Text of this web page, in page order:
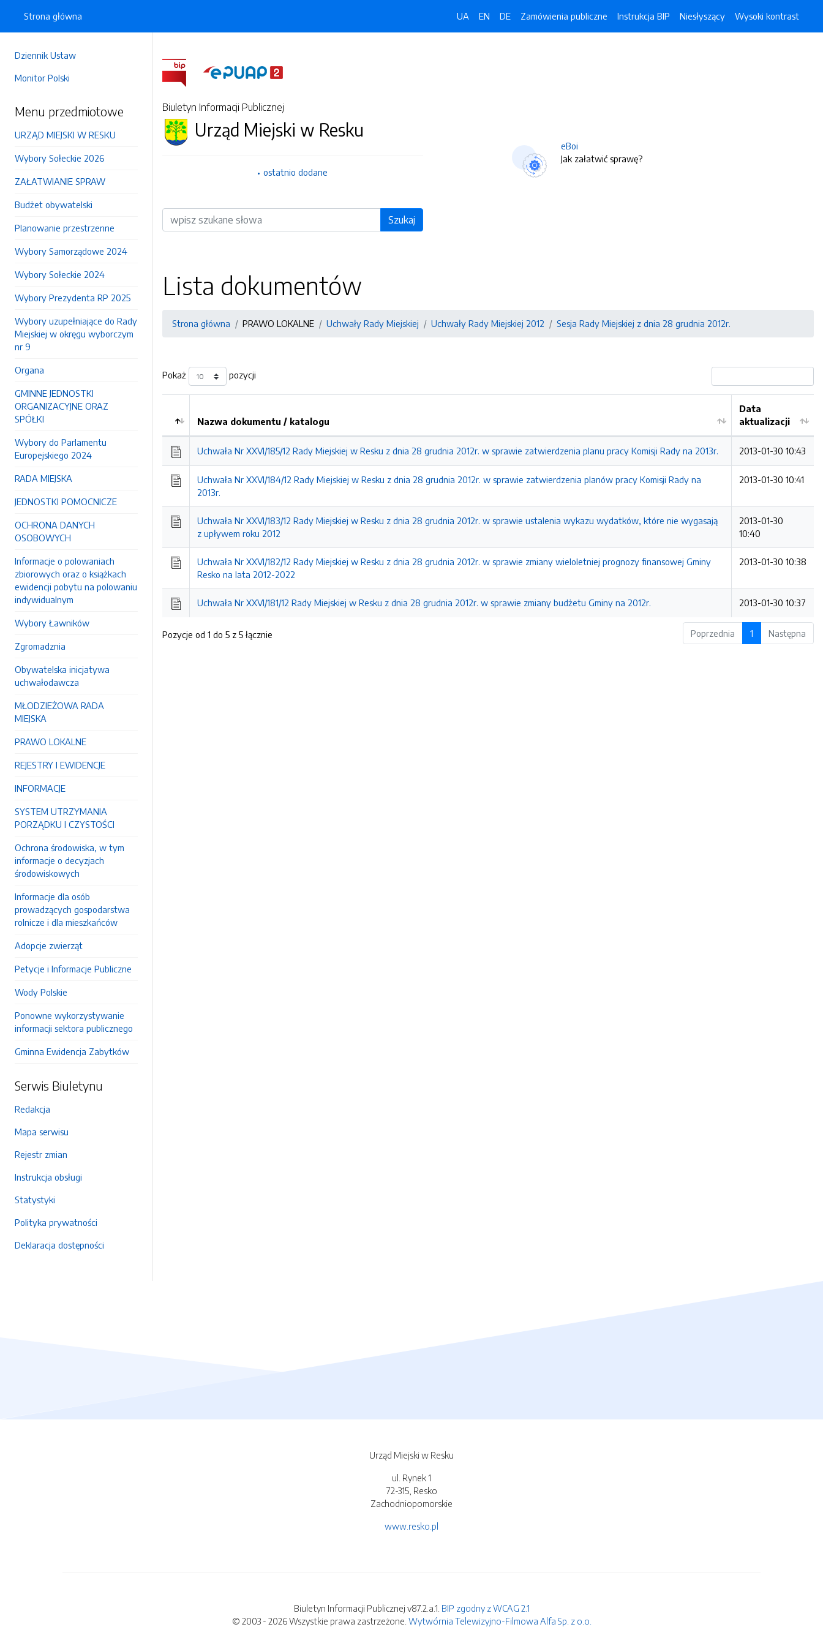
Dziennik Ustaw
Monitor Polski
Menu przedmiotowe
URZĄD MIEJSKI W RESKU
Wybory Sołeckie 2026
ZAŁATWIANIE SPRAW
Budżet obywatelski
Planowanie przestrzenne
Wybory Samorządowe 2024
Wybory Sołeckie 2024
Wybory Prezydenta RP 2025
Wybory uzupełniające do Rady
Miejskiej w okręgu wyborczym
nr 9
Organa
GMINNE JEDNOSTKI
ORGANIZACYJNE ORAZ
SPÓŁKI
Wybory do Parlamentu
Europejskiego 2024
RADA MIEJSKA
JEDNOSTKI POMOCNICZE
OCHRONA DANYCH
OSOBOWYCH
Informacje o polowaniach
zbiorowych oraz o książkach
ewidencji pobytu na polowaniu
indywidualnym
Wybory Ławników
Zgromadznia
Obywatelska inicjatywa
uchwałodawcza
MŁODZIEŻOWA RADA
MIEJSKA
PRAWO LOKALNE
REJESTRY I EWIDENCJE
INFORMACJE
SYSTEM UTRZYMANIA
PORZĄDKU I CZYSTOŚCI
Ochrona środowiska, w tym
informacje o decyzjach
środowiskowych
Informacje dla osób
prowadzących gospodarstwa
rolnicze i dla mieszkańców
Adopcje zwierząt
Petycje i Informacje Publiczne
Wody Polskie
Ponowne wykorzystywanie
informacji sektora publicznego
Gminna Ewidencja Zabytków
Serwis Biuletynu
Redakcja
Mapa serwisu
Rejestr zmian
Instrukcja obsługi
Statystyki
Polityka prywatności
Deklaracja dostępności
Strona główna UA EN DE Zamówienia publiczne Instrukcja BIP Niesłyszący Wysoki kontrast
Biuletyn Informacji Publicznej
Urząd Miejski w Resku
ostatnio dodane
Wyszukiwarka Szukaj
eBoi
Jak załatwić sprawę?
Lista dokumentów
Strona główna PRAWO LOKALNE Uchwały Rady Miejskiej Uchwały Rady Miejskiej 2012 Sesja Rady Miejskiej z dnia 28 grudnia 2012r.
Pokaż pozycji
Nazwa dokumentu / katalogu
Data
aktualizacji
Uchwała Nr XXVI/185/12 Rady Miejskiej w Resku z dnia 28 grudnia 2012r. w sprawie zatwierdzenia planu pracy Komisji Rady na 2013r. 2013-01-30 10:43
Uchwała Nr XXVI/184/12 Rady Miejskiej w Resku z dnia 28 grudnia 2012r. w sprawie zatwierdzenia planów pracy Komisji Rady na
2013r.
2013-01-30 10:41
Uchwała Nr XXVI/183/12 Rady Miejskiej w Resku z dnia 28 grudnia 2012r. w sprawie ustalenia wykazu wydatków, które nie wygasają
z upływem roku 2012
2013-01-30
10:40
Uchwała Nr XXVI/182/12 Rady Miejskiej w Resku z dnia 28 grudnia 2012r. w sprawie zmiany wieloletniej prognozy finansowej Gminy
Resko na lata 2012-2022
2013-01-30 10:38
Uchwała Nr XXVI/181/12 Rady Miejskiej w Resku z dnia 28 grudnia 2012r. w sprawie zmiany budżetu Gminy na 2012r. 2013-01-30 10:37
Pozycje od 1 do 5 z 5 łącznie Poprzednia 1 Następna
Urząd Miejski w Resku
ul. Rynek 1
72-315, Resko
Zachodniopomorskie
www.resko.pl
Biuletyn Informacji Publicznej v87.2.a.1. BIP zgodny z WCAG 2.1
© 2003 - 2026 Wszystkie prawa zastrzeżone. Wytwórnia Telewizyjno-Filmowa Alfa Sp. z o.o.